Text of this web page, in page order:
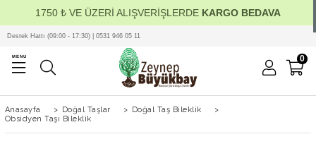
1750 ₺ VE ÜZERİ ALIŞVERİŞLERDE KARGO BEDAVA
MENU
Destek Hattı (09:00 - 17:30) | 0531 946 05 11
0
Anasayfa > Doğal Taşlar > Doğal Taş Bileklik
>
Obsidyen Taşı Bileklik